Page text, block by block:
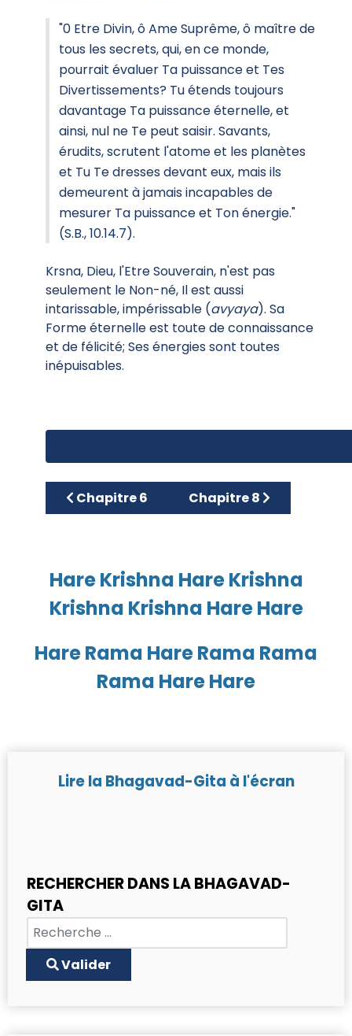
"0 Etre Divin, ô Ame Suprême, ô maître de
tous les secrets, qui, en ce monde,
pourrait évaluer Ta puissance et Tes
Divertissements? Tu étends toujours
davantage Ta puissance éternelle, et
ainsi, nul ne Te peut saisir. Savants,
érudits, scrutent l'atome et les planètes
et Tu Te dresses devant eux, mais ils
demeurent à jamais incapables de
mesurer Ta puissance et Ton énergie."
(S.B., 10.14.7).
Krsna, Dieu, l'Etre Souverain, n'est pas
seulement le Non-né, Il est aussi
intarissable, impérissable (avyaya). Sa
Forme éternelle est toute de connaissance
et de félicité; Ses énergies sont toutes
inépuisables.
Article précédent : Chapitre 6
Chapitre 6 Article suivant :
Chapitre 8
Hare Krishna Hare Krishna
Krishna Krishna Hare Hare
Hare Rama Hare Rama Rama
Rama Hare Hare
Lire la Bhagavad-Gita à l'écran
RECHERCHER DANS LA BHAGAVAD-
GITA
Chercher
Type 2 or more characters for results.
Valider